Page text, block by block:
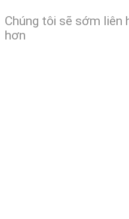
Chúng tôi sẽ sớm
hơn